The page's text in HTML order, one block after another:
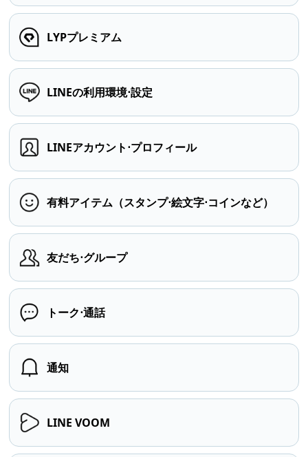
LYPプレミアム
LINEの利用環境⋅設定
LINEアカウント⋅プロフィール
有料アイテム（スタンプ⋅絵文字⋅コインなど）
友だち⋅グループ
トーク⋅通話
通知
LINE VOOM